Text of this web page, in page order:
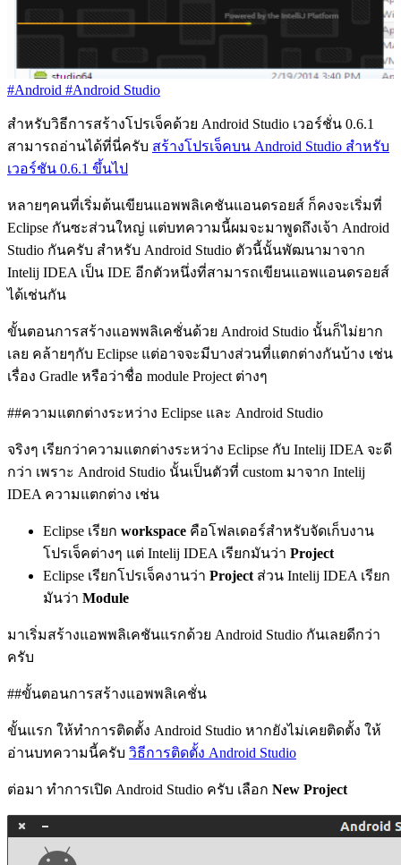
#Android #Android Studio
สำหรับวิธีการสร้างโปรเจ็คด้วย Android Studio เวอร์ชั่น 0.6.1
สามารถอ่านได้ที่นี่ครับ สร้างโปรเจ็คบน Android Studio สำหรับ
เวอร์ชัน 0.6.1 ขึ้นไป
หลายๆคนที่เริ่มต้นเขียนแอพพลิเคชันแอนดรอยส์ ก็คงจะเริ่มที่
Eclipse กันซะส่วนใหญ่ แต่บทความนี้ผมจะมาพูดถึงเจ้า Android
Studio กันครับ สำหรับ Android Studio ตัวนี้นั้นพัฒนามาจาก
Intelij IDEA เป็น IDE อีกตัวหนึ่งที่สามารถเขียนแอพแอนดรอยส์
ได้เช่นกัน
ขั้นตอนการสร้างแอพพลิเคชั่นด้วย Android Studio นั้นก็ไม่ยาก
เลย คล้ายๆกับ Eclipse แต่อาจจะมีบางส่วนที่แตกต่างกันบ้าง เช่น
เรื่อง Gradle หรือว่าชื่อ module Project ต่างๆ
##ความแตกต่างระหว่าง Eclipse และ Android Studio
จริงๆ เรียกว่าความแตกต่างระหว่าง Eclipse กับ Intelij IDEA จะดี
กว่า เพราะ Android Studio นั้นเป็นตัวที่ custom มาจาก Intelij
IDEA ความแตกต่าง เช่น
Eclipse เรียก workspace คือโฟลเดอร์สำหรับจัดเก็บงาน
โปรเจ็คต่างๆ แต่ Intelij IDEA เรียกมันว่า Project
Eclipse เรียกโปรเจ็คงานว่า Project ส่วน Intelij IDEA เรียก
มันว่า Module
มาเริ่มสร้างแอพพลิเคชันแรกด้วย Android Studio กันเลยดีกว่า
ครับ
##ขั้นตอนการสร้างแอพพลิเคชั่น
ขั้นแรก ให้ทำการติดตั้ง Android Studio หากยังไม่เคยติดตั้ง ให้
อ่านบทความนี้ครับ วิธีการติดตั้ง Android Studio
ต่อมา ทำการเปิด Android Studio ครับ เลือก New Project